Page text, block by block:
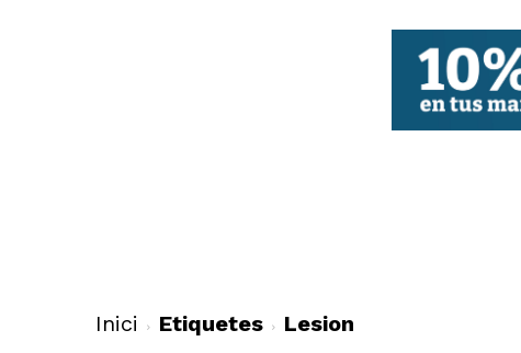
Inici Etiquetes Lesion